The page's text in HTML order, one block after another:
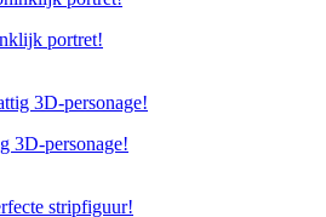
portret!
3D-personage!